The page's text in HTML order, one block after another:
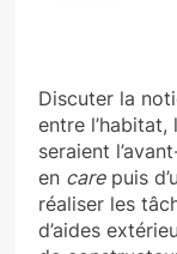
Discuter la
entre l’habitat,
seraient
en carepuis
réaliser les
d’aides